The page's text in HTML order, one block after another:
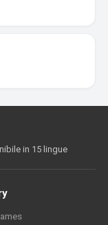
in 15 lingue